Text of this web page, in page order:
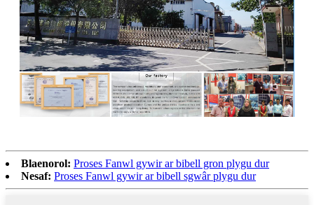
Blaenorol: Proses Fanwl gywir ar bibell gron plygu dur
Nesaf: Proses Fanwl gywir ar bibell sgwâr plygu dur